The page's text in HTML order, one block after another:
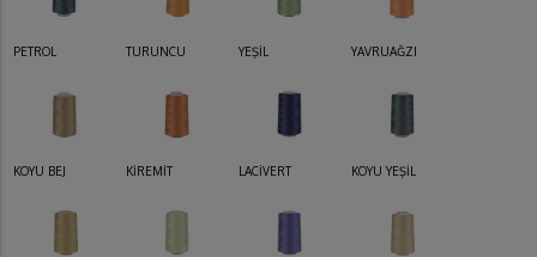
PETROL TURUNCU YEŞİL YAVRUAĞZI
KOYU BEJ KİREMİT LACİVERT KOYU YEŞİL